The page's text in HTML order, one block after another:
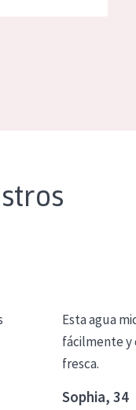
Esta agua
fácilmente y
fresca.
Sophia, 34